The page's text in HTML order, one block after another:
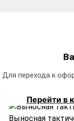
Зарядные
Зарядные
Выносные
Аксессуары
Для перехода к
Перейти в
Главная
Выносная